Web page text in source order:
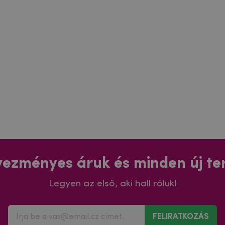
áruk és minden új
Legyen az első, aki hall róluk!
FELIRATKOZÁS